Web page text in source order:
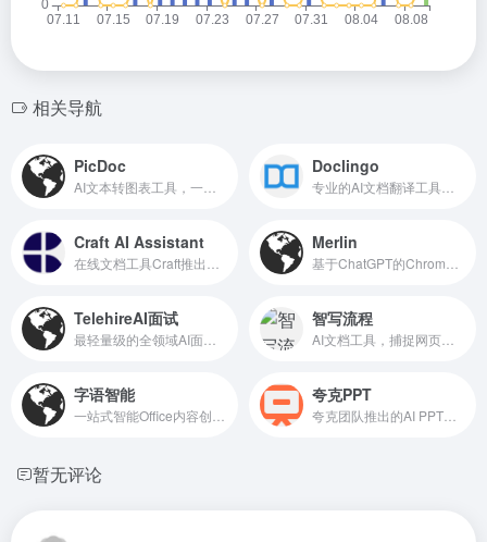
相关导航
PicDoc Doclingo
Craft AI Assistant Merlin
TelehireAI面试 智写流程
字语智能 夸克PPT
暂无评论